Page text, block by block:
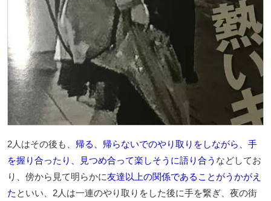
2人はその後も、 帰る、帰らないでのやり取りをしながら、手
を握り合ったり、見つめ合って楽しそうに語り合う などしてお
り、傍から見て明らかに友達以上の関係であることがうかがえ
た といい、2人は一連のやり取りをした後に手を繋ぎ、夜の街